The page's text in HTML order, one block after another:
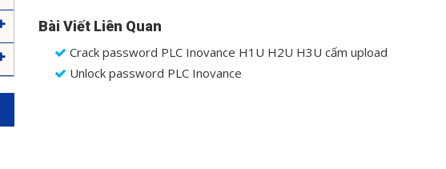
Bài Viết Liên Quan
Crack password PLC Inovance H1U H2U H3U cấm upload
Unlock password PLC Inovance